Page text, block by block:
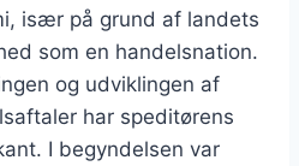
især på grund af landets
som en handelsnation.
og udviklingen af
har speditørens
I begyndelsen var